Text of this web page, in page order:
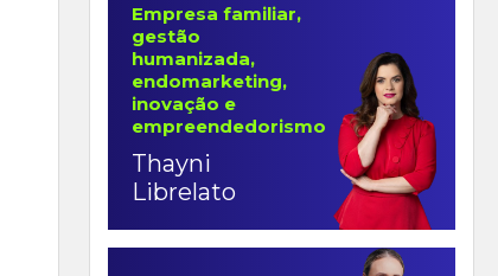
Empresa familiar,
gestão
humanizada,
endomarketing,
inovação e
empreendedorismo
Thayni
Librelato